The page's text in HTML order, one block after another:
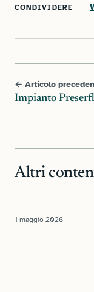
CONDIVIDERE
← Articolo
Impianto
Altri
1 maggio 2026